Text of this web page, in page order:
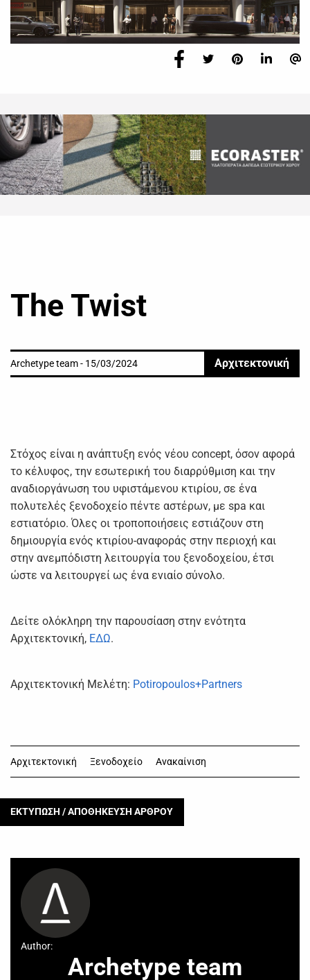
The Twist
Archetype team - 15/03/2024 Αρχιτεκτονική
Στόχος είναι η ανάπτυξη ενός νέου concept, όσον αφορά
το κέλυφος, την εσωτερική του διαρρύθμιση και την
αναδιοργάνωση του υφιστάμενου κτιρίου, σε ένα
πολυτελές ξενοδοχείο πέντε αστέρων, με spa και
εστιατόριο. Όλες οι τροποποιήσεις εστιάζουν στη
δημιουργία ενός κτιρίου-αναφοράς στην περιοχή και
στην ανεμπόδιστη λειτουργία του ξενοδοχείου, έτσι
ώστε να λειτουργεί ως ένα ενιαίο σύνολο.
Δείτε ολόκληρη την παρουσίαση στην ενότητα
Αρχιτεκτονική, ΕΔΩ.
Αρχιτεκτονική Μελέτη: Potiropoulos+Partners
Αρχιτεκτονική Ξενοδοχείο Ανακαίνιση
ΕΚΤΥΠΩΣΗ / ΑΠΟΘΗΚΕΥΣΗ ΑΡΘΡΟΥ
Author:
Archetype team